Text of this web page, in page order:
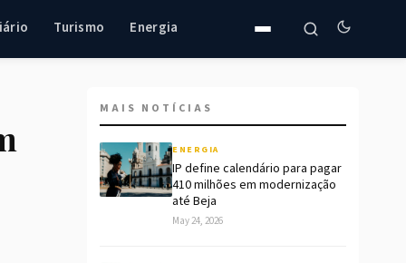
Turismo Energia
MAIS NOTÍCIAS
ENERGIA
IP define calendário para pagar
410 milhões em modernização
até Beja
May 24, 2026